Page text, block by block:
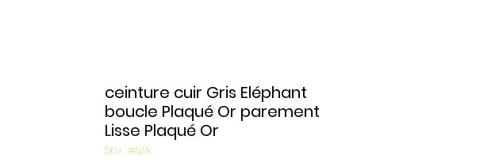
ceinture cuir Gris Eléphant
boucle Plaqué Or parement
Lisse Plaqué Or
SKU : #N/A